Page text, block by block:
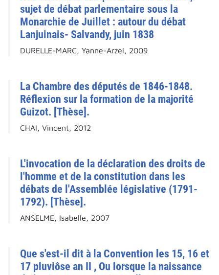
sujet de débat parlementaire sous la
Monarchie de Juillet : autour du débat
Lanjuinais- Salvandy, juin 1838
DURELLE-MARC, Yanne-Arzel, 2009
La Chambre des députés de 1846-1848.
Réflexion sur la formation de la majorité
Guizot. [Thèse].
CHAI, Vincent, 2012
L'invocation de la déclaration des droits de
l'homme et de la constitution dans les
débats de l'Assemblée législative (1791-
1792). [Thèse].
ANSELME, Isabelle, 2007
Que s'est-il dit à la Convention les 15, 16 et
17 pluviôse an II , Ou lorsque la naissance